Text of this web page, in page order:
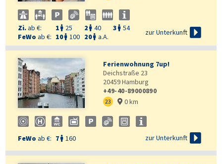
Zi.ab €: 1  25 2  40 3  54
FeWo ab €: 10 100 20 a.A.
zur Unterkunft 
Ferienwohnung 7up!
Deichstraße 23
20459Hamburg
+49-40-89000890
23  0 km
FeWo ab €: 7  160 zur Unterkunft 